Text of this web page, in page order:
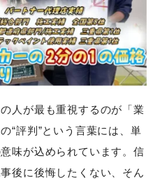
人が最も重視するのが「業
“評判”という言葉には、単
味が込められています。信
後に後悔したくない、そん